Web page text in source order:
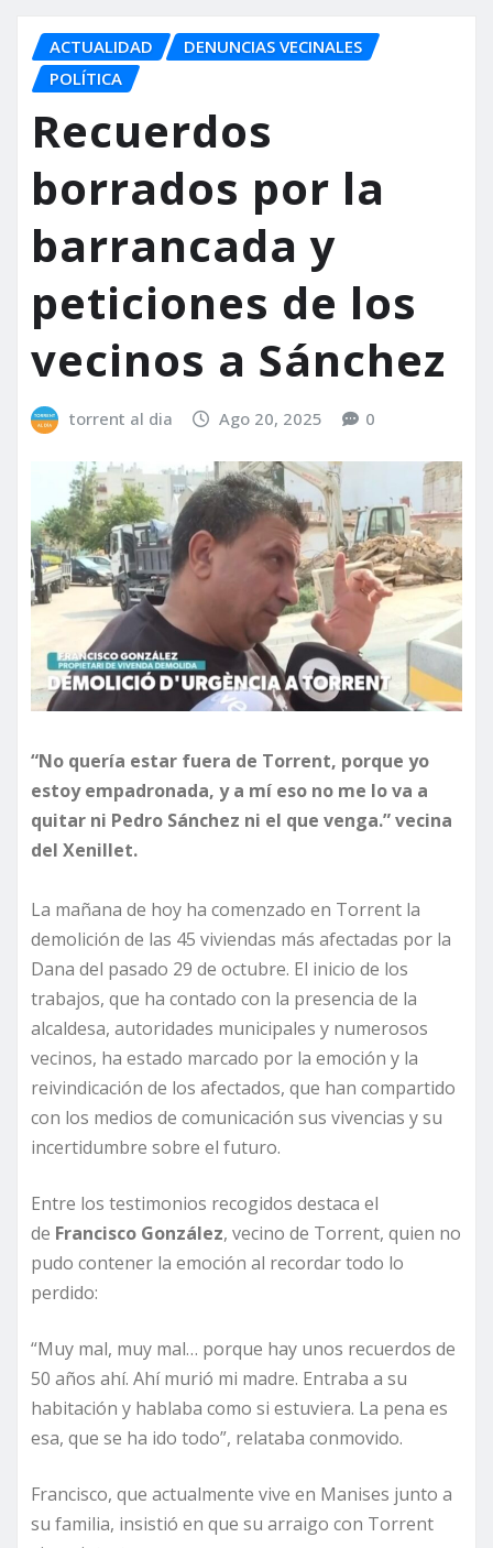
ACTUALIDAD
DENUNCIAS VECINALES
POLÍTICA
Recuerdos
borrados por la
barrancada y
peticiones de los
vecinos a Sánchez
torrent al dia Ago 20, 2025 0
“No quería estar fuera de Torrent, porque yo
estoy empadronada, y a mí eso no me lo va a
quitar ni Pedro Sánchez ni el que venga.” vecina
del Xenillet.
La mañana de hoy ha comenzado en Torrent la
demolición de las 45 viviendas más afectadas por la
Dana del pasado 29 de octubre. El inicio de los
trabajos, que ha contado con la presencia de la
alcaldesa, autoridades municipales y numerosos
vecinos, ha estado marcado por la emoción y la
reivindicación de los afectados, que han compartido
con los medios de comunicación sus vivencias y su
incertidumbre sobre el futuro.
Entre los testimonios recogidos destaca el
de Francisco González, vecino de Torrent, quien no
pudo contener la emoción al recordar todo lo
perdido:
“Muy mal, muy mal… porque hay unos recuerdos de
50 años ahí. Ahí murió mi madre. Entraba a su
habitación y hablaba como si estuviera. La pena es
esa, que se ha ido todo”, relataba conmovido.
Francisco, que actualmente vive en Manises junto a
su familia, insistió en que su arraigo con Torrent